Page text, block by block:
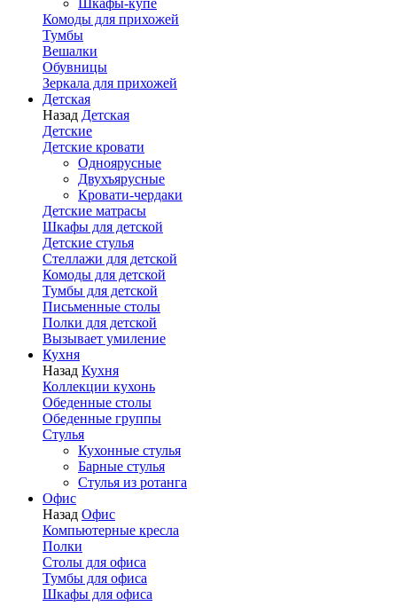
Шкафы-купе
Комоды для прихожей
Тумбы
Вешалки
Обувницы
Зеркала для прихожей
Детская
Назад Детская
Детские
Детские кровати
Одноярусные
Двухъярусные
Кровати-чердаки
Детские матрасы
Шкафы для детской
Детские стулья
Стеллажи для детской
Комоды для детской
Тумбы для детской
Письменные столы
Полки для детской
Вызывает умиление
Кухня
Назад Кухня
Коллекции кухонь
Обеденные столы
Обеденные группы
Стулья
Кухонные стулья
Барные стулья
Стулья из ротанга
Офис
Назад Офис
Компьютерные кресла
Полки
Столы для офиса
Тумбы для офиса
Шкафы для офиса